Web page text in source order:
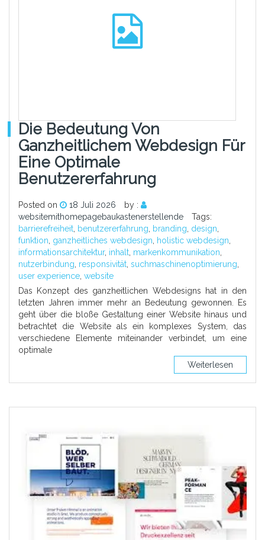
Die Bedeutung Von
Ganzheitlichem Webdesign Für
Eine Optimale
Benutzererfahrung
Posted on 18 Juli 2026
by :
websitemithomepagebaukastenerstellende
Tags:
barrierefreiheit, benutzererfahrung, branding, design,
funktion, ganzheitliches webdesign, holistic webdesign,
informationsarchitektur, inhalt, markenkommunikation,
nutzerbindung, responsivität, suchmaschinenoptimierung,
user experience, website
Das Konzept des ganzheitlichen Webdesigns hat in den
letzten Jahren immer mehr an Bedeutung gewonnen. Es
geht über die bloße Gestaltung einer Website hinaus und
betrachtet die Website als ein komplexes System, das
verschiedene Elemente miteinander verbindet, um eine
optimale
Weiterlesen